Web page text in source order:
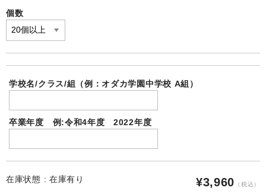
温湿度計付目覚まし時計
卒部卒団記念品
運動部・スポーツクラブ
個数
学校名/クラス/組（例：オダカ学園中学校 A組）
卒業年度 例:令和4年度 2022年度
在庫状態 : 在庫有り ¥3,960 （税込）